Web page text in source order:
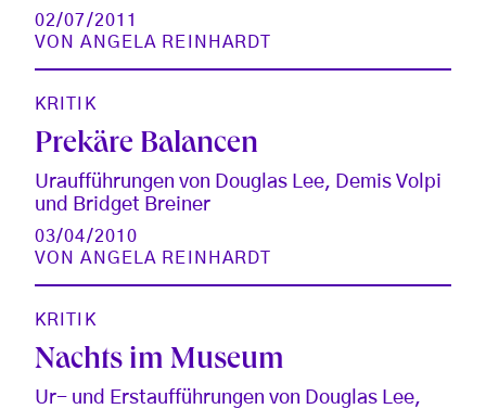
02/07/2011
VONANGELA REINHARDT
KRITIK
Prekäre Balancen
Uraufführungen von Douglas Lee, Demis Volpi
und Bridget Breiner
03/04/2010
VONANGELA REINHARDT
KRITIK
Nachts im Museum
Ur- und Erstaufführungen von Douglas Lee,